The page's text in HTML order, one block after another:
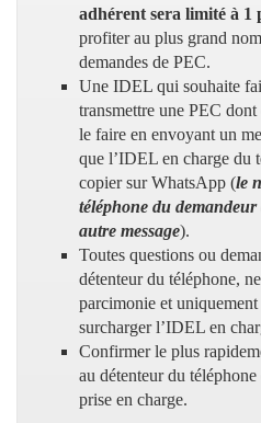
adhérent sera limité à 1
profiter au plus grand
demandes de PEC.
Une IDEL qui souhaite
transmettre une PEC
le faire en envoyant un
que l’IDEL en charge du
copier sur WhatsApp (le
téléphone du
autre message).
Toutes questions ou
détenteur du téléphone,
parcimonie et
surcharger l’IDEL en
Confirmer le plus
au détenteur du
prise en charge.